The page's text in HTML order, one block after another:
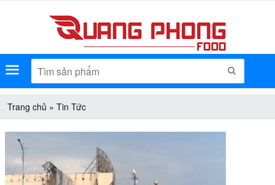
Menu
Trang chủ » Tin Tức